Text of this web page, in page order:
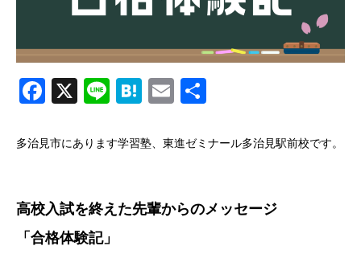
Facebook
X LineHatena
Email
多治見市にあります学習塾、東進ゼミナール多治見駅前校です。
高校入試を終えた先輩からのメッセージ
「合格体験記」